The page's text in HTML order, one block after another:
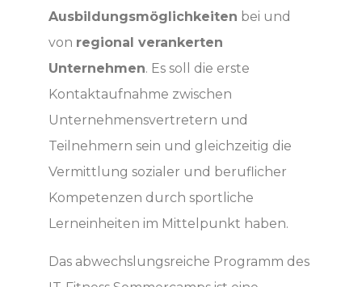
Ausbildungsmöglichkeiten bei und
von regional verankerten
Unternehmen. Es soll die erste
Kontaktaufnahme zwischen
Unternehmensvertretern und
Teilnehmern sein und gleichzeitig die
Vermittlung sozialer und beruflicher
Kompetenzen durch sportliche
Lerneinheiten im Mittelpunkt haben.
Das abwechslungsreiche Programm des